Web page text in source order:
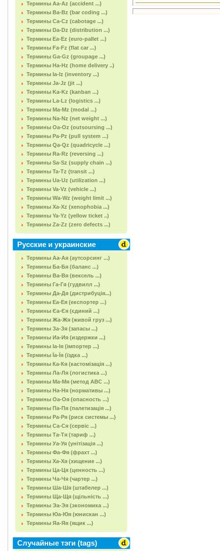
Термины Aa-Az (accident ...)
Термины Ba-Bz (bar coding ...)
Термины Ca-Cz (cabotage ...)
Термины Da-Dz (distribution ...)
Термины Ea-Ez (euro-pallet ...)
Термины Fa-Fz (flat car ...)
Термины Ga-Gz (groupage ...)
Термины Ha-Hz (home delivery ..)
Термины Ia-Iz (inventory ...)
Термины Ja-Jz (jit ...)
Термины Ka-Kz (kanban ...)
Термины La-Lz (logistics ...)
Термины Ma-Mz (modal ...)
Термины Na-Nz (net weight ...)
Термины Oa-Oz (outsoursing ...)
Термины Pa-Pz (pull system ...)
Термины Qa-Qz (quadricycle ...)
Термины Ra-Rz (reversing ...)
Термины Sa-Sz (supply chain ...)
Термины Ta-Tz (transit ...)
Термины Ua-Uz (utilization ...)
Термины Va-Vz (vehicle ...)
Термины Wa-Wz (weight limit ...)
Термины Xa-Xz (xenophobia ...)
Термины Ya-Yz (yellow ticket ..)
Термины Za-Zz (zero defects ...)
Русские и украинские
Термины Аа-Ая (аутсорсинг ...)
Термины Ба-Бя (баланс ...)
Термины Ва-Вя (вексель ...)
Термины Га-Гя (гудвилл ...)
Термины Да-Дя (дистрибуція...)
Термины Еа-Ея (експортер ...)
Термины Єа-Єя (єдиний ...)
Термины Жа-Жя (живой груз ...)
Термины За-Зя (запасы ...)
Термины Иа-Ия (издержки ...)
Термины Іа-Ія (імпортер ...)
Термины Їа-Їя (їздка ...)
Термины Ка-Кя (кастомізація ...)
Термины Ла-Ля (логистика ...)
Термины Ма-Мя (метод АВС ...)
Термины На-Ня (нормативы ...)
Термины Оа-Оя (опасность ...)
Термины Па-Пя (палетизація ...)
Термины Ра-Ря (риск системы ...)
Термины Са-Ся (сервіс ...)
Термины Та-Тя (тариф ...)
Термины Уа-Уя (унітізація ...)
Термины Фа-Фя (фрахт ...)
Термины Ха-Хя (хищение ...)
Термины Ца-Ця (ценность ...)
Термины Ча-Чя (чартер ...)
Термины Ша-Шя (штабелер ...)
Термины Ща-Щя (щільність ...)
Термины Эа-Эя (экономика ...)
Термины Юа-Юя (юнискан ...)
Термины Яа-Яя (ящик ...)
Случайные тэги (tags)